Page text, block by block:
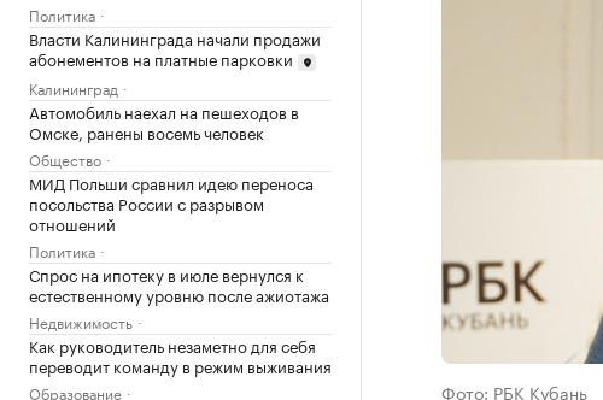
Политика
Власти Калининграда начали продажи
абонементов на платные парковки
Калининград
Автомобиль наехал на пешеходов в
Омске, ранены восемь человек
Общество
МИД Польши сравнил идею переноса
посольства России с разрывом
отношений
Политика
Спрос на ипотеку в июле вернулся к
естественному уровню после ажиотажа
Недвижимость
Как руководитель незаметно для себя
переводит команду в режим выживания
Образование Фото: РБК Кубань